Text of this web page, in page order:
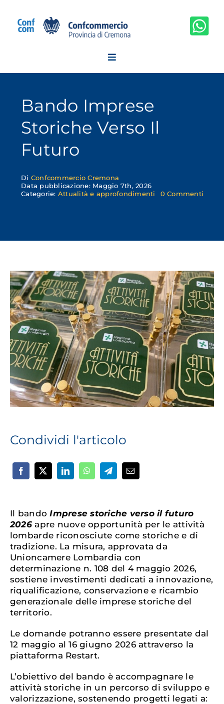
contenuto
Bando Imprese
Storiche Verso Il
Futuro
Di Confcommercio Cremona
Data pubblicazione: Maggio 7th, 2026
Categorie: Attualità e approfondimenti 0 Commenti
futuro
Condividi l'articolo
Il bandoImprese storiche verso il futuro
2026 apre nuove opportunità per le attività
lombarde riconosciute come storiche e di
tradizione. La misura, approvata da
Unioncamere Lombardia con
determinazione n. 108 del 4 maggio 2026,
sostiene investimenti dedicati a innovazione,
riqualificazione, conservazione e ricambio
generazionale delle imprese storiche del
territorio.
Le domande potranno essere presentate dal
12 maggio al 16 giugno 2026 attraverso la
piattaforma Restart.
L’obiettivo del bando è accompagnare le
attività storiche in un percorso di sviluppo e
valorizzazione, sostenendo progetti legati a: